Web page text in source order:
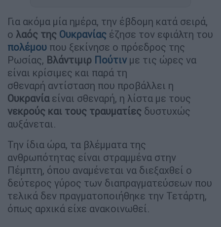
Για ακόμα μία ημέρα, την έβδομη κατά σειρά,
ο λαός της Ουκρανίας έζησε τον εφιάλτη του
πολέμου που ξεκίνησε ο πρόεδρος της
Ρωσίας, Βλάντιμιρ Πούτιν με τις ώρες να
είναι κρίσιμες και παρά τη
σθεναρή αντίσταση που προβάλλει η
Ουκρανίαείναι σθεναρή, η λίστα με τους
νεκρούς και τους τραυματίες δυστυχώς
αυξάνεται.
Την ίδια ώρα, τα βλέμματα της
ανθρωπότητας είναι στραμμένα στην
Πέμπτη, όπου αναμένεται να διεξαχθεί ο
δεύτερος γύρος των διαπραγματεύσεων που
τελικά δεν πραγματοποιήθηκε την Τετάρτη,
όπως αρχικά είχε ανακοινωθεί.